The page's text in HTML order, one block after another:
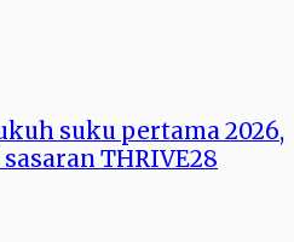
suku pertama 2026,
THRIVE28